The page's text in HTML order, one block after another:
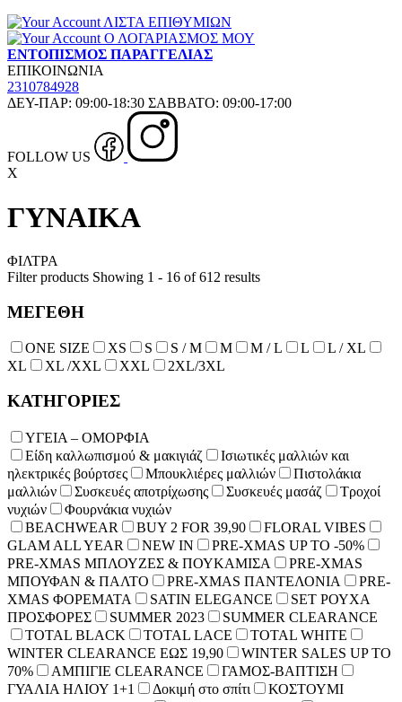
ΛΙΣΤΑ ΕΠΙΘΥΜΙΩΝ
Ο ΛΟΓΑΡΙΑΣΜΟΣ ΜΟΥ
ΕΝΤΟΠΙΣΜΟΣ ΠΑΡΑΓΓΕΛΙΑΣ
ΕΠΙΚΟΙΝΩΝΙΑ
2310784928
ΔΕΥ-ΠΑΡ: 09:00-18:30 ΣΑΒΒΑΤΟ: 09:00-17:00
FOLLOW US
X
ΓΥΝΑΙΚΑ
ΦΙΛΤΡΑ
Filter products Showing 1 - 16 of 612 results
ΜΕΓΕΘΗ
ONE SIZE XS S S / M Μ M / L L
L / XL
XL
XL /XXL XXL 2XL/3XL
ΚΑΤΗΓΟΡΙΕΣ
ΥΓΕΙΑ – ΟΜΟΡΦΙΑ
Είδη καλλωπισμού & μακιγιάζ
Ισιωτικές μαλλιών και
ηλεκτρικές βούρτσες
Μπουκλιέρες μαλλιών
Πιστολάκια
μαλλιών
Συσκευές αποτρίχωσης Συσκευές μασάζ
Τροχοί
νυχιών
Φουρνάκια νυχιών
BEACHWEAR
BUY 2 FOR 39,90
FLORAL VIBES
GLAM ALL YEAR
NEW IN
PRE-XMAS UP TO -50%
PRE-XMAS ΜΠΛΟΥΖΕΣ & ΠΟΥΚΑΜΙΣΑ
PRE-XMAS
ΜΠΟΥΦΑΝ & ΠΑΛΤΟ
PRE-XMAS ΠΑΝΤΕΛΟΝΙΑ
PRE-
XMAS ΦΟΡΕΜΑΤΑ
SATIN ELEGANCE
SET ΡΟΥΧΑ
ΠΡΟΣΦΟΡΕΣ
SUMMER 2023
SUMMER CLEARANCE
TOTAL BLACK
TOTAL LACE
TOTAL WHITE
WINTER CLEARANCE ΕΩΣ 19,90
WINTER SALES UP TO
70%
ΑΜΠΙΓΙΕ CLEARANCE
ΓΑΜΟΣ-ΒΑΠΤΙΣΗ
ΓΥΑΛΙΑ ΗΛΙΟΥ 1+1
Δοκιμή στο σπίτι
ΚΟΣΤΟΥΜΙ